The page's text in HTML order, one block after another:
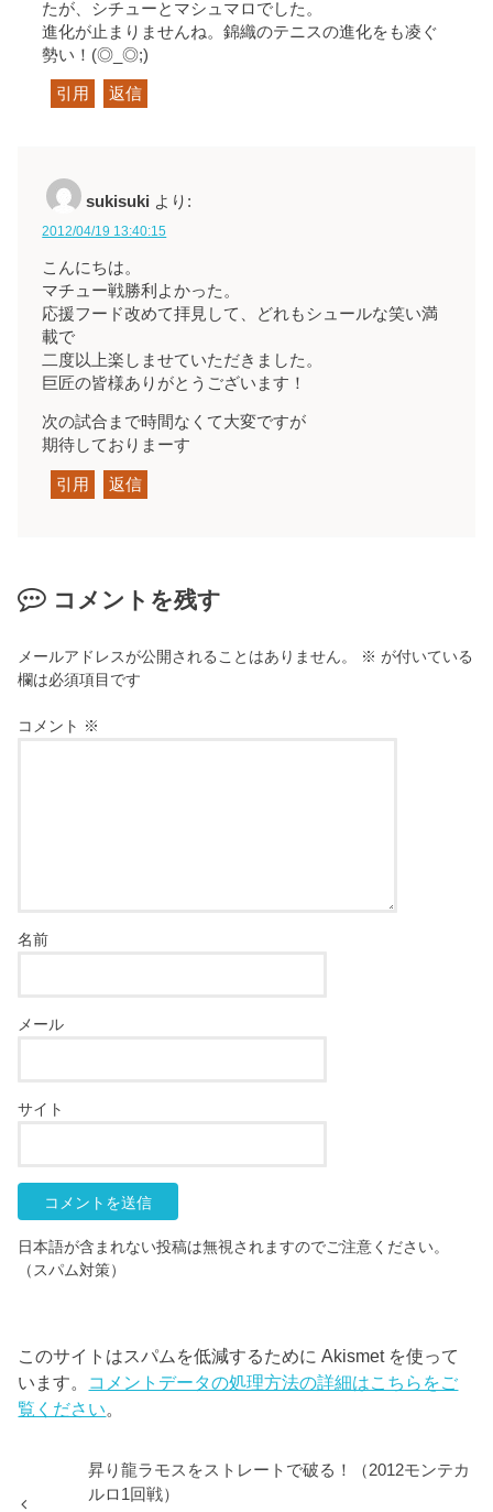
たが、シチューとマシュマロでした。
進化が止まりませんね。錦織のテニスの進化をも凌ぐ
勢い！(◎_◎;)
引用 返信
sukisuki より:
2012/04/19 13:40:15
こんにちは。
マチュー戦勝利よかった。
応援フード改めて拝見して、どれもシュールな笑い満
載で
二度以上楽しませていただきました。
巨匠の皆様ありがとうございます！
次の試合まで時間なくて大変ですが
期待しておりまーす
引用 返信
コメントを残す
メールアドレスが公開されることはありません。 ※ が付いている
欄は必須項目です
コメント ※
名前
メール
サイト
日本語が含まれない投稿は無視されますのでご注意ください。
（スパム対策）
このサイトはスパムを低減するために Akismet を使って
います。 コメントデータの処理方法の詳細はこちらをご
覧ください。
昇り龍ラモスをストレートで破る！（2012モンテカ
ルロ1回戦）